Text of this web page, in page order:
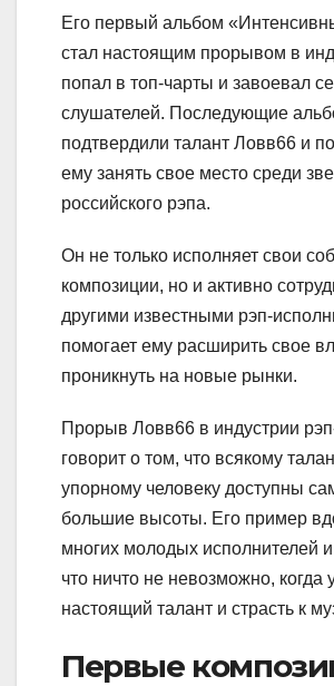
Его первый альбом
стал настоящим прорывом в
попал в топ-чарты и завоевал
слушателей. Последующие
подтвердили талант Ловв66 и
ему занять свое место среди
российского рэпа.
Он не только исполняет свои
композиции, но и активно
другими известными рэп-
помогает ему расширить свое
проникнуть на новые рынки.
Прорыв Ловв66 в индустрии
говорит о том, что всякому
упорному человеку доступны
большие высоты. Его пример
многих молодых исполнителей и
что ничто не невозможно, когда
настоящий талант и страсть к
Первые